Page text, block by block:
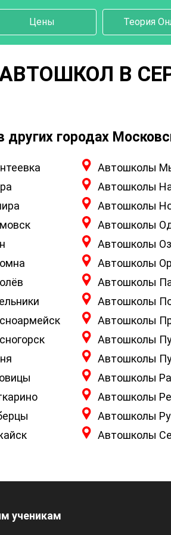
Цены Теория
В
городах
Автошколы
Автошколы
Автошколы
Автошколы
Автошколы
Автошколы
Автошколы
Автошколы
Автошколы
Автошколы
Автошколы
Автошколы
Автошколы
Автошколы
Автошколы
ученикам